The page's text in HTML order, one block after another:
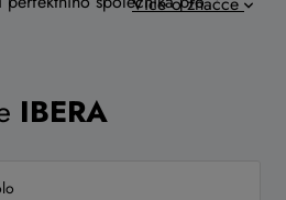
IBERA